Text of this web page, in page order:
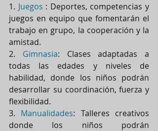
1. Juegos : Deportes, competencias y
juegos en equipo que fomentarán el
trabajo en grupo, la cooperación y la
amistad.
2. Gimnasia: Clases adaptadas a
todas las edades y niveles de
habilidad, donde los niños podrán
desarrollar su coordinación, fuerza y
flexibilidad.
3. Manualidades: Talleres creativos
donde los niños podrán